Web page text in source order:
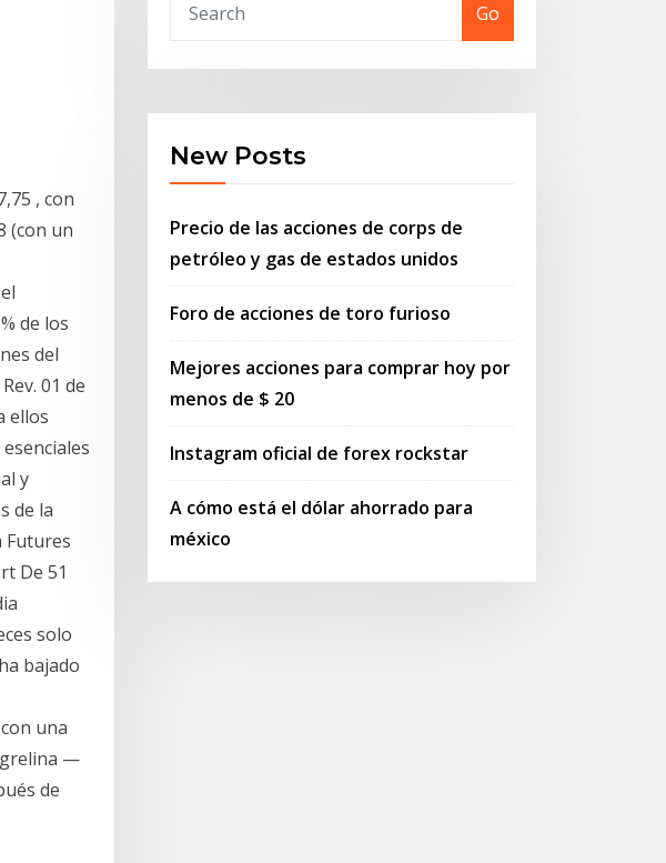
, con
(con un
de los
del
01 de
ellos
y
de la
Futures
De 51
solo
bajado
una
grelina ⁠—
de
Go
New Posts
Precio de las acciones de corps de
petróleo y gas de estados unidos
Foro de acciones de toro furioso
Mejores acciones para comprar hoy por
menos de $ 20
Instagram oficial de forex rockstar
A cómo está el dólar ahorrado para
méxico